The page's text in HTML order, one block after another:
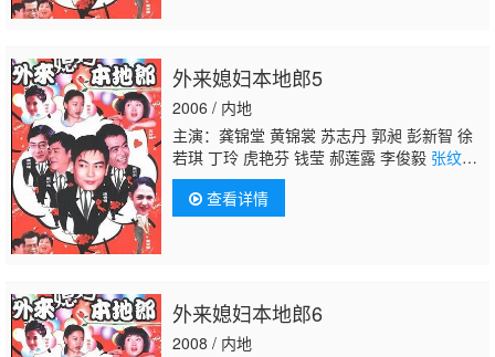
外来媳妇本地郎5
2006 / 内地
主演：龚锦堂 黄锦裳 苏志丹 郭昶 彭新智 徐
若琪 丁玲 虎艳芬 钱莹 郝莲露 李俊毅 张纹
博何文茵 王辰 谢恩 毛琳 林星云 卢海潮 卢秋
萍 马小倩 陈坚雄 黄俊英 舒力生 吴苏妹 张和
平 邝祖乐 刘涛 周小镔 黄慧颐 潘结
查看详情
外来媳妇本地郎6
2008 / 内地